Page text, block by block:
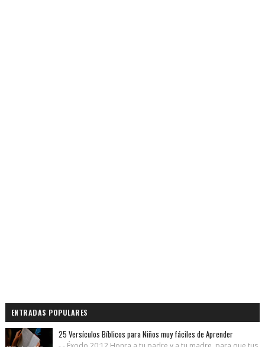
ENTRADAS POPULARES
25 Versículos Bíblicos para Niños muy fáciles de Aprender